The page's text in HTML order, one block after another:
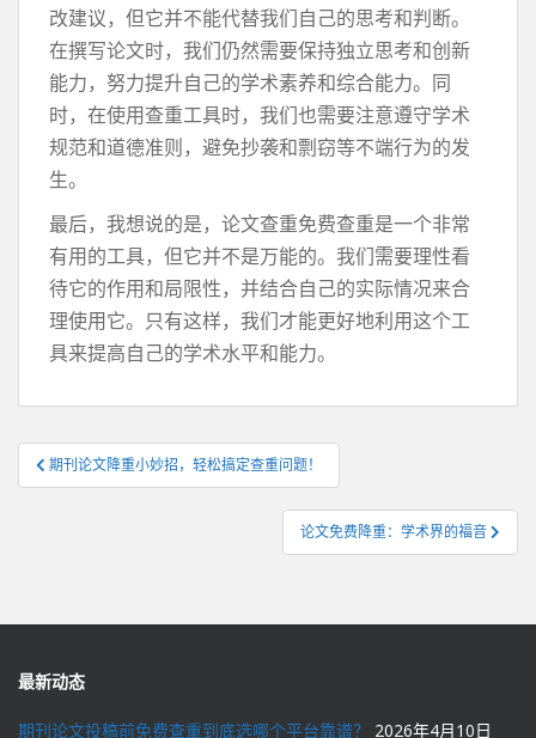
改建议，但它并不能代替我们自己的思考和判断。
在撰写论文时，我们仍然需要保持独立思考和创新
能力，努力提升自己的学术素养和综合能力。同
时，在使用查重工具时，我们也需要注意遵守学术
规范和道德准则，避免抄袭和剽窃等不端行为的发
生。
最后，我想说的是，论文查重免费查重是一个非常
有用的工具，但它并不是万能的。我们需要理性看
待它的作用和局限性，并结合自己的实际情况来合
理使用它。只有这样，我们才能更好地利用这个工
具来提高自己的学术水平和能力。
文
章
期刊论文降重小妙招，轻松搞定查重问题！
论文免费降重：学术界的福音
最新动态
期刊论文投稿前免费查重到底选哪个平台靠谱？ 2026年4月10日